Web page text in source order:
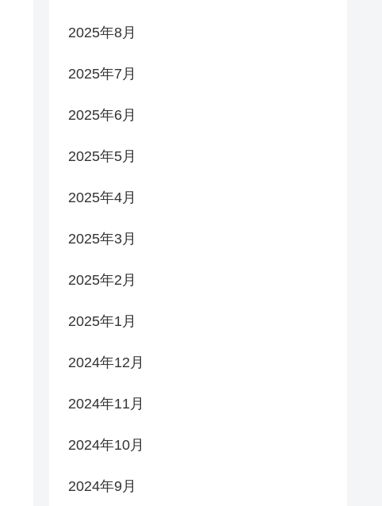
2025年8月
2025年7月
2025年6月
2025年5月
2025年4月
2025年3月
2025年2月
2025年1月
2024年12月
2024年11月
2024年10月
2024年9月